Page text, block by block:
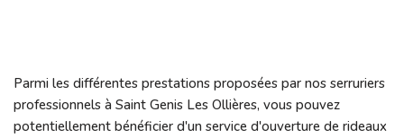
Parmi les différentes prestations proposées par nos serruriers
professionnels à Saint Genis Les Ollières, vous pouvez
potentiellement bénéficier d'un service d'ouverture de rideaux